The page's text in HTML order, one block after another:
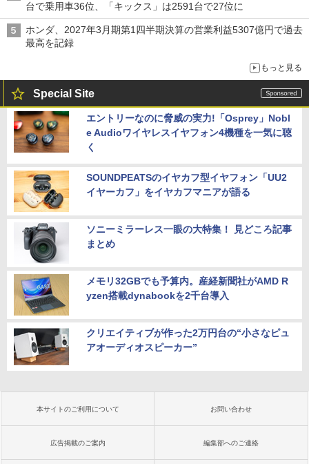
台で乗用車36位、「キックス」は2591台で27位に
ホンダ、2027年3月期第1四半期決算の営業利益5307億円で過去
最高を記録
もっと見る
Special Site
エントリーなのに脅威の実力!「Osprey」Nobl
e Audioワイヤレスイヤフォン4機種を一気に聴
く
SOUNDPEATSのイヤカフ型イヤフォン「UU2
イヤーカフ」をイヤカフマニアが語る
ソニーミラーレス一眼の大特集！ 見どころ記事
まとめ
メモリ32GBでも予算内。産経新聞社がAMD R
yzen搭載dynabookを2千台導入
クリエイティブが作った2万円台の“小さなピュ
アオーディオスピーカー”
本サイトのご利用について お問い合わせ
広告掲載のご案内 編集部へのご連絡